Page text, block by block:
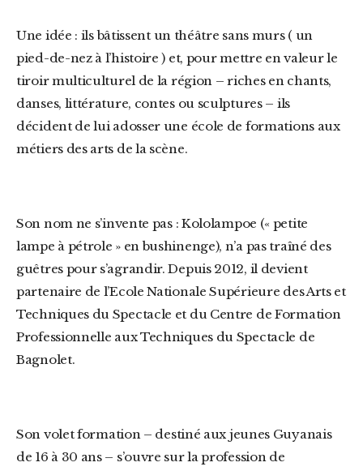
Une idée : ils bâtissent un théâtre sans murs ( un
pied-de-nez à l’histoire ) et, pour mettre en valeur le
tiroir multiculturel de la région – riches en chants,
danses, littérature, contes ou sculptures – ils
décident de lui adosser une école de formations aux
métiers des arts de la scène.
Son nom ne s’invente pas : Kololampoe (« petite
lampe à pétrole » en bushinenge), n’a pas traîné des
guêtres pour s’agrandir. Depuis 2012, il devient
partenaire de l’Ecole Nationale Supérieure des Arts et
Techniques du Spectacle et du Centre de Formation
Professionnelle aux Techniques du Spectacle de
Bagnolet.
Son volet formation – destiné aux jeunes Guyanais
de 16 à 30 ans – s’ouvre sur la profession de